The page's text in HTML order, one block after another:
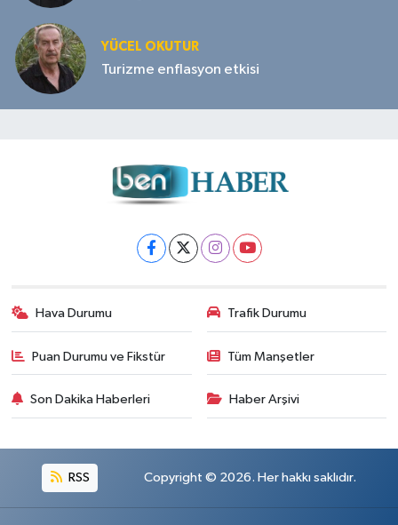
YÜCEL OKUTUR
Turizme enflasyon etkisi
Hava Durumu Trafik Durumu
Puan Durumu ve Fikstür Tüm Manşetler
Son Dakika Haberleri Haber Arşivi
RSS Copyright © 2026. Her hakkı saklıdır.